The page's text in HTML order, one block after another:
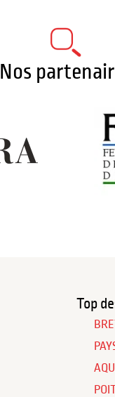
Nos
Top